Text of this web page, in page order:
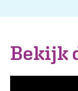
Bekijk